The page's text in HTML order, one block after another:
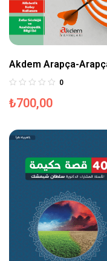
Akdem Arapça-
Sözlük
0
₺700,00